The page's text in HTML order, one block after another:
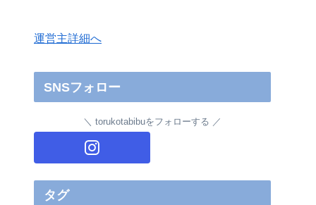
運営主詳細へ
SNSフォロー
torukotabibuをフォローする
タグ